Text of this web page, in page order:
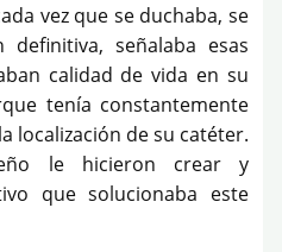
vez que se duchaba, se
señalaba esas
calidad de vida en su
tenía constantemente
localización de su catéter.
le hicieron crear y
que solucionaba este